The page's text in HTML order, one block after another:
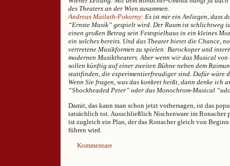
des Theaters an der Wien zusammen.
Andreas Mailath-Pokorny: Es ist mir ein Anliegen, dass
“Ernste Musik” gespielt wird. Der Raum ist schlichtweg
einen großen Betrag sein Festspielhaus in ein kleines
ein solches bereits. Und das Theater bietet die Chance,
vertretene Musikformen zu spielen: Barockoper und
modernen Musiktheaters. Aber wenn wir das Musical
sollen künftig auf einer zweiten Bühne neben dem
stattfinden, die experimentierfreudiger sind. Dafür wäre
Wenn Sie fragen, was das konkret heißt, dann denke ich
“Shockheaded Peter” oder das Monochrom-Musical
Damit, das kann man schon jetzt vorhersagen, ist das
tatsächlich tot. Ausschließlich Nischenware im Ronacher
ist zugleich ein Plan, der das Ronacher gleich von
führen wird.
Kommentare